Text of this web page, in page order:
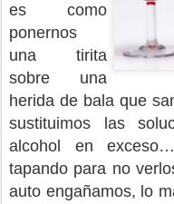
es como
ponernos
una tirita
sobre una
herida de bala que
sustituimos las
alcohol en
tapando para no
auto engañamos, lo